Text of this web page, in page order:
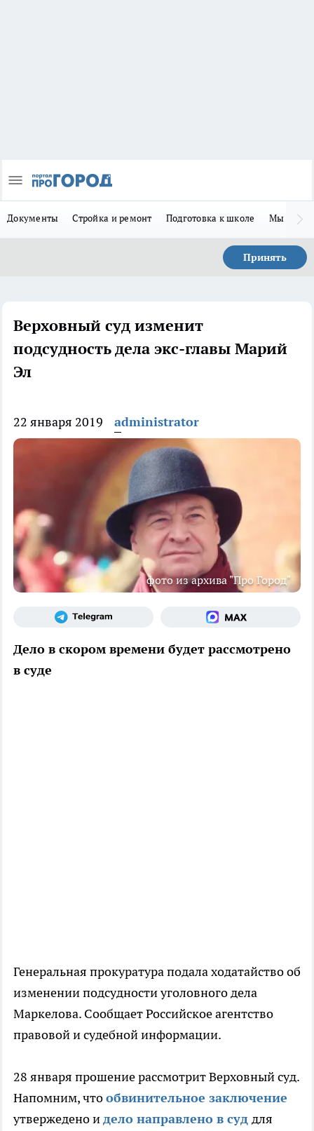
Документы Стройка и ремонт Подготовка к школе Мы в MAX
Принять
Верховный суд изменит
подсудность дела экс-главы Марий
Эл
22 января 2019 administrator
фото из архива "Про Город"
Дело в скором времени будет рассмотрено
в суде
Генеральная прокуратура подала ходатайство об
изменении подсудности уголовного дела
Маркелова. Сообщает Российское агентство
правовой и судебной информации.
28 января прошение рассмотрит Верховный суд.
Напомним, чтообвинительное заключение
утвержедено идело направлено в суд для